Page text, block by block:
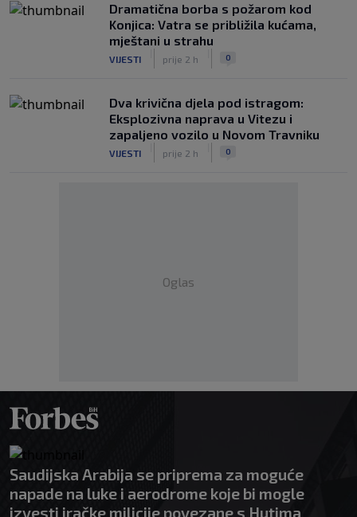
Dramatična borba s požarom kod
Konjica: Vatra se približila kućama,
mještani u strahu
VIJESTI prije 2 h 0
Dva krivična djela pod istragom:
Eksplozivna naprava u Vitezu i
zapaljeno vozilo u Novom Travniku
VIJESTI prije 2 h 0
Oglas
Saudijska Arabija se priprema za moguće
napade na luke i aerodrome koje bi mogle
izvesti iračke milicije povezane s Hutima